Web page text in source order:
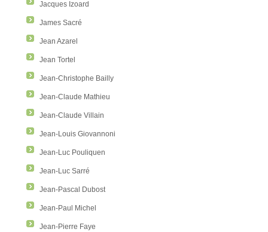
Jacques Izoard
James Sacré
Jean Azarel
Jean Tortel
Jean-Christophe Bailly
Jean-Claude Mathieu
Jean-Claude Villain
Jean-Louis Giovannoni
Jean-Luc Pouliquen
Jean-Luc Sarré
Jean-Pascal Dubost
Jean-Paul Michel
Jean-Pierre Faye